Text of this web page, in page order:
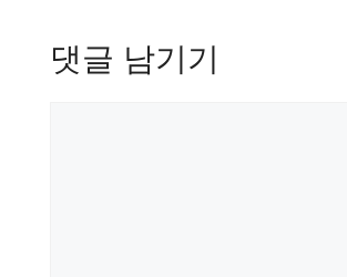
댓글 남기기